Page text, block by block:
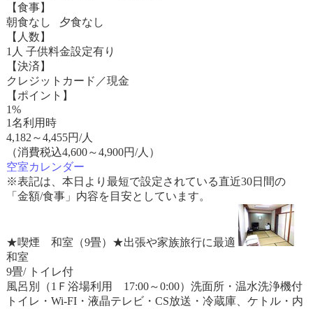
【食事】
朝食なし 夕食なし
【人数】
1人 子供料金設定有り
【決済】
クレジットカード／現金
【ポイント】
1%
1名利用時
4,182 ～4,455円/人
（消費税込4,600～4,900円/人）
空室カレンダー
※表記は、本日より最短で設定されている直近30日間の
「金額/食事」内容を目安としています。
★喫煙 和室（9畳）★出張や家族旅行に最適
和室
9畳/ トイレ付
風呂別（1Ｆ浴場利用 17:00～0:00）洗面所・温水洗浄機付
トイレ・Wi-FI・液晶テレビ・CS放送・冷蔵庫、ケトル・内